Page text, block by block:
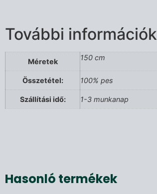
További információk
Méretek 150 cm
Összetétel: 100% pes
Szállítási idő: 1-3 munkanap
Hasonló termékek